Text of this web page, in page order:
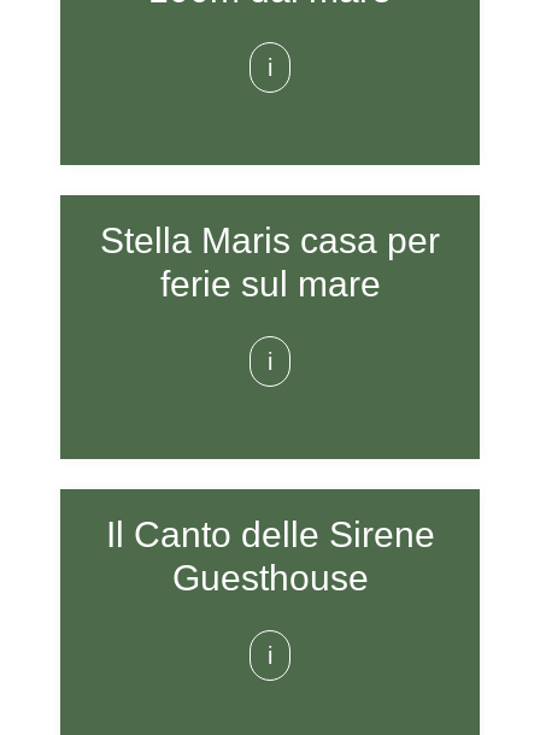
i
Stella Maris casa per
ferie sul mare
i
Il Canto delle Sirene
Guesthouse
i